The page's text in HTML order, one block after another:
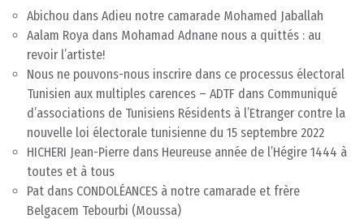
Abichou dans Adieu notre camarade Mohamed Jaballah
Aalam Roya dans Mohamad Adnane nous a quittés : au
revoir l’artiste!
Nous ne pouvons-nous inscrire dans ce processus électoral
Tunisien aux multiples carences – ADTF dans Communiqué
d’associations de Tunisiens Résidents à l’Etranger contre la
nouvelle loi électorale tunisienne du 15 septembre 2022
HICHERI Jean-Pierre dans Heureuse année de l’Hégire 1444 à
toutes et à tous
Pat dans CONDOLÉANCES à notre camarade et frère
Belgacem Tebourbi (Moussa)